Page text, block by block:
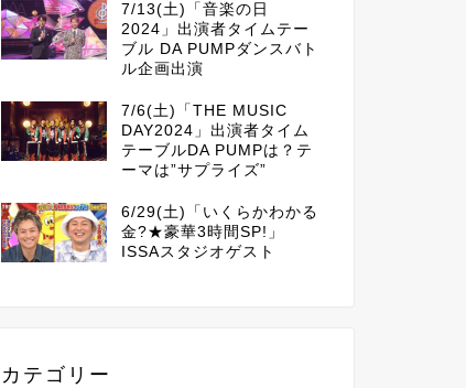
7/13(土)「音楽の日
2024」出演者タイムテー
ブル DA PUMPダンスバト
ル企画出演
7/6(土)「THE MUSIC
DAY2024」出演者タイム
テーブルDA PUMPは？テ
ーマは”サプライズ”
6/29(土)「いくらかわかる
金?★豪華3時間SP!」
ISSAスタジオゲスト
カテゴリー